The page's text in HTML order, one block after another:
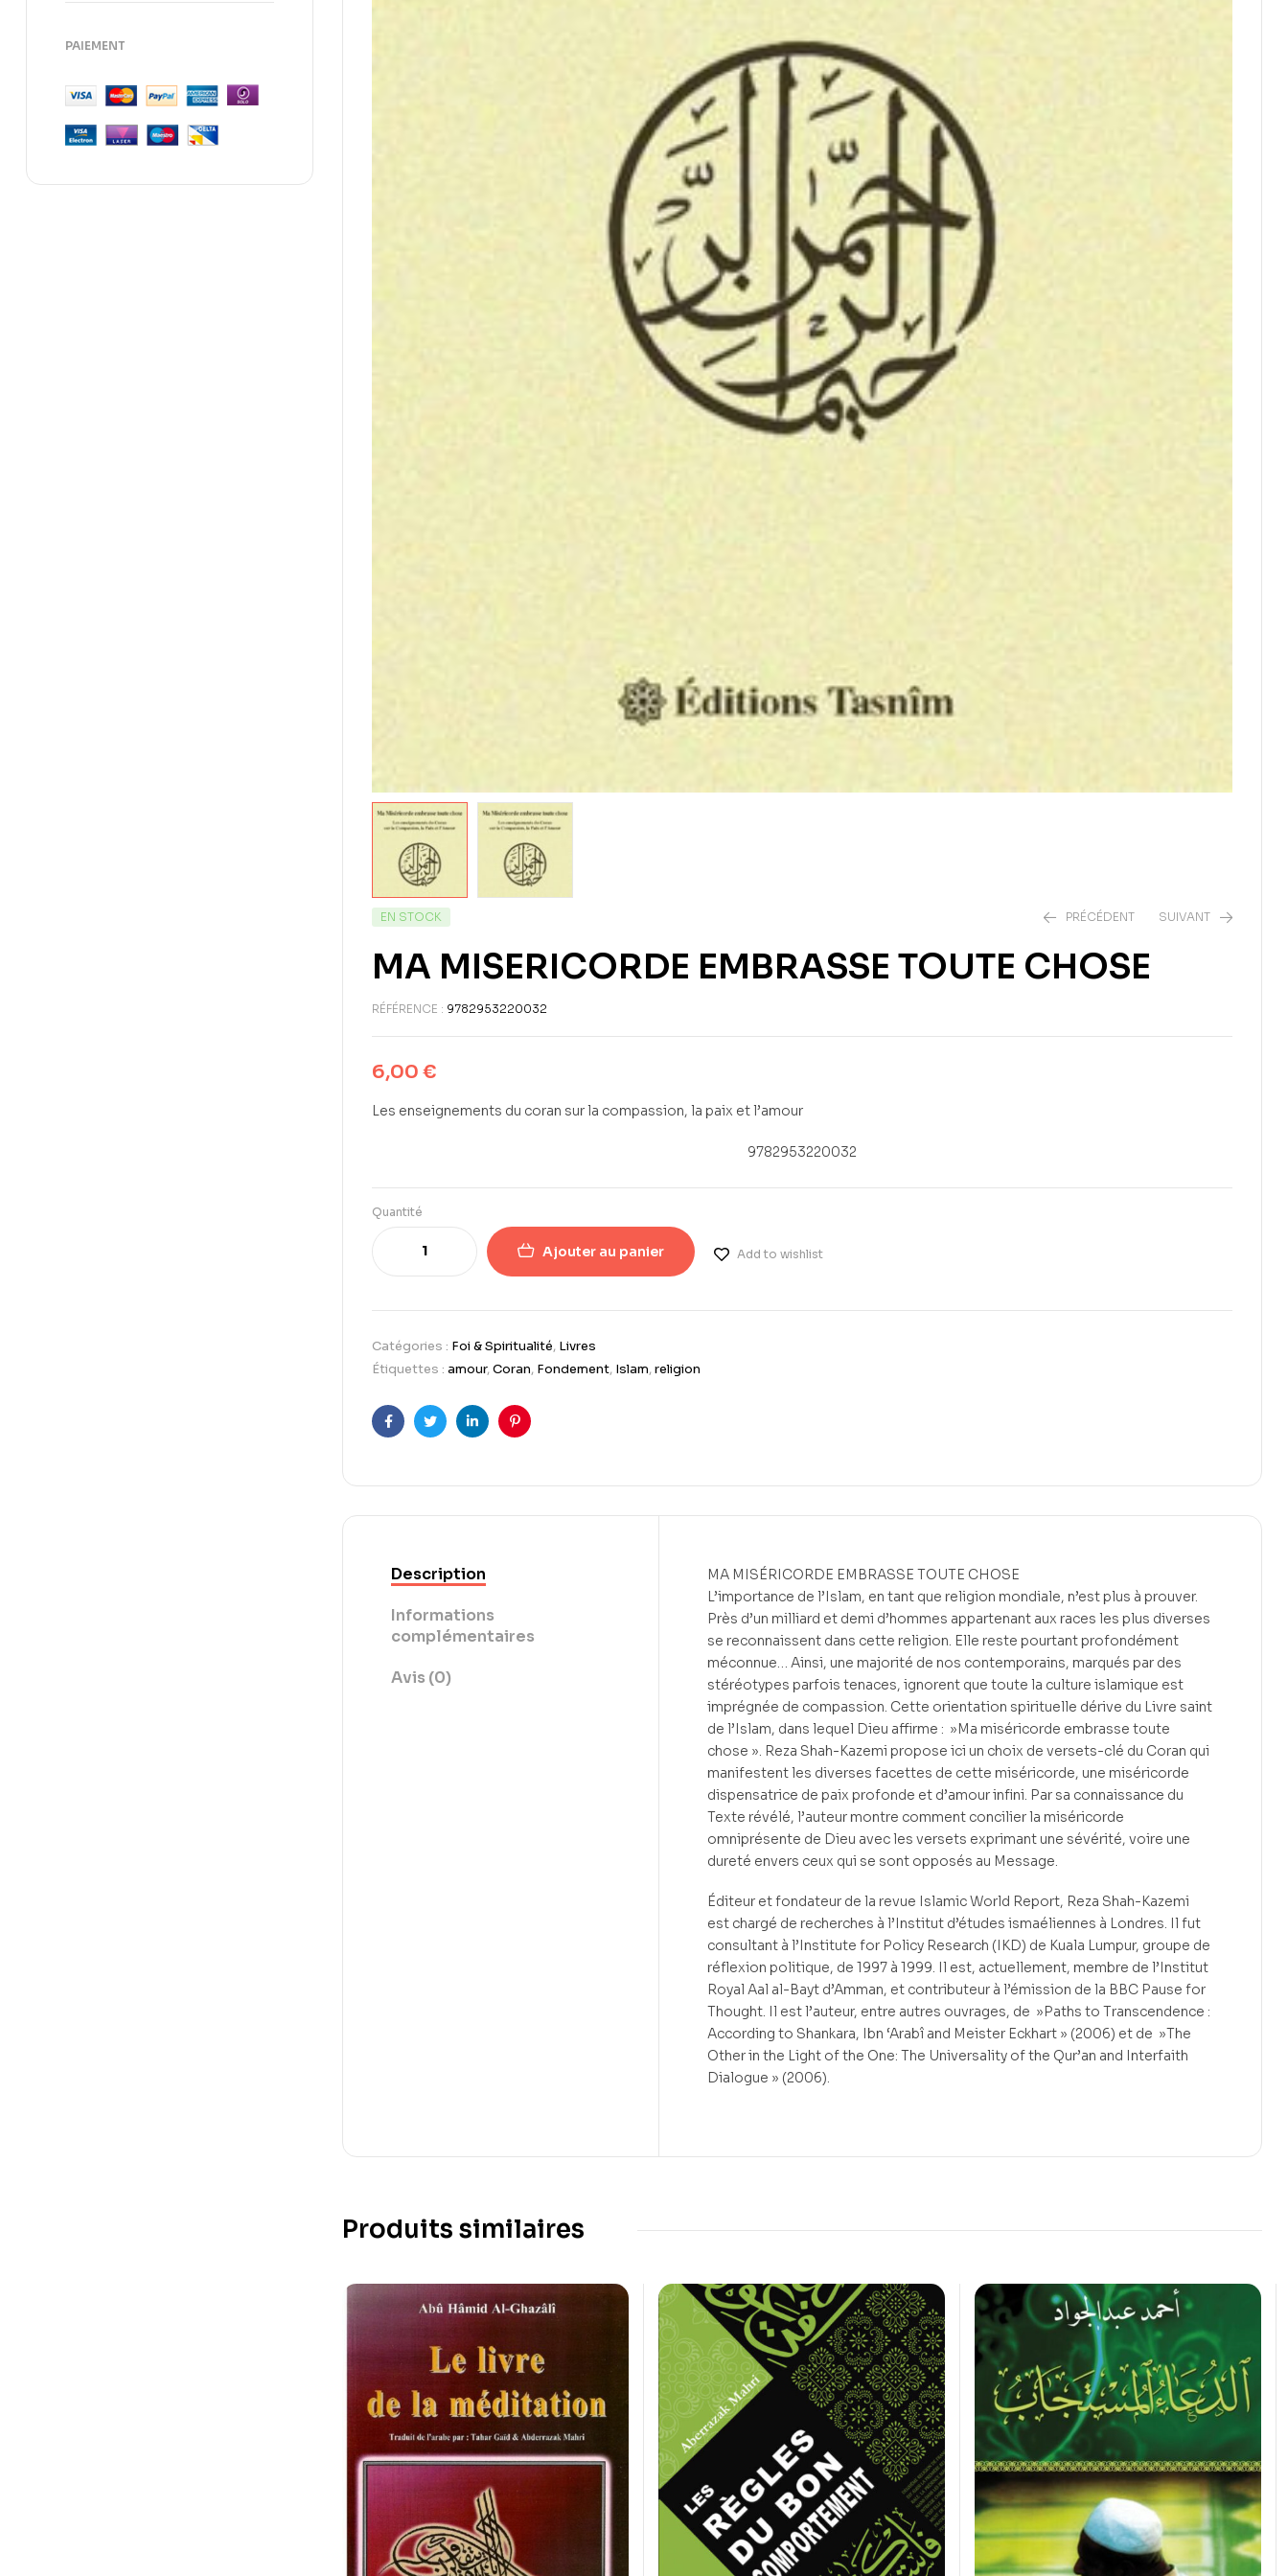
EN STOCK PRÉCÉDENT SUIVANT
MA MISERICORDE EMBRASSE TOUTE CHOSE
RÉFÉRENCE : 9782953220032
6,00 €
Les enseignements du coran sur la compassion, la paix et l’amour
9782953220032
Quantité
Ajouter au panier Add to wishlist
Catégories : Foi & Spiritualité, Livres
Étiquettes : amour,Coran, Fondement, Islam,religion
FacebookTwitterLinkedInPinterest
Description
Informations
complémentaires
Avis (0)
MA MISÉRICORDE EMBRASSE TOUTE CHOSE
L’importance de l’Islam, en tant que religion mondiale, n’est plus à prouver.
Près d’un milliard et demi d’hommes appartenant aux races les plus diverses
se reconnaissent dans cette religion. Elle reste pourtant profondément
méconnue… Ainsi, une majorité de nos contemporains, marqués par des
stéréotypes parfois tenaces, ignorent que toute la culture islamique est
imprégnée de compassion. Cette orientation spirituelle dérive du Livre saint
de l’Islam, dans lequel Dieu affirme : »Ma miséricorde embrasse toute
chose ». Reza Shah-Kazemi propose ici un choix de versets-clé du Coran qui
manifestent les diverses facettes de cette miséricorde, une miséricorde
dispensatrice de paix profonde et d’amour infini. Par sa connaissance du
Texte révélé, l’auteur montre comment concilier la miséricorde
omniprésente de Dieu avec les versets exprimant une sévérité, voire une
dureté envers ceux qui se sont opposés au Message.
Éditeur et fondateur de la revue Islamic World Report, Reza Shah-Kazemi
est chargé de recherches à l’Institut d’études ismaéliennes à Londres. Il fut
consultant à l’Institute for Policy Research (IKD) de Kuala Lumpur, groupe de
réflexion politique, de 1997 à 1999. Il est, actuellement, membre de l’Institut
Royal Aal al-Bayt d’Amman, et contributeur à l’émission de la BBC Pause for
Thought. Il est l’auteur, entre autres ouvrages, de »Paths to Transcendence :
According to Shankara, Ibn ‘Arabî and Meister Eckhart » (2006) et de »The
Other in the Light of the One: The Universality of the Qur’an and Interfaith
Dialogue » (2006).
Produits similaires
PAIEMENT